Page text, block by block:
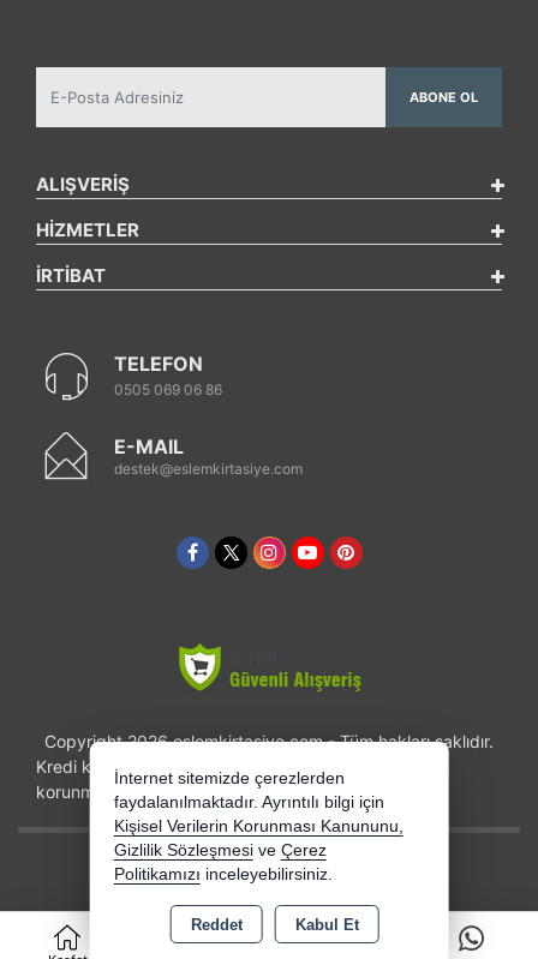
0
ABONE OL
ALIŞVERİŞ
HİZMETLER
İRTİBAT
TELEFON
0505 069 06 86
E-MAIL
destek@eslemkirtasiye.com
Copyright 2026 eslemkirtasiye.com - Tüm hakları saklıdır.
Kredi kartı bilgileriniz 256bit SSL sertifikası ile
korunmaktadır.
Bu site AKINSOFT E-Ticaret ile hazırlanmıştır.
İnternet sitemizde çerezlerden
faydalanılmaktadır. Ayrıntılı bilgi için
Kişisel Verilerin Korunması Kanununu,
Gizlilik Sözleşmesi ve Çerez
Politikamızı inceleyebilirsiniz.
Reddet Kabul Et